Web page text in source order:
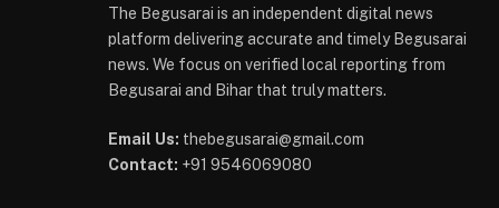
The Begusarai is an independent digital news
platform delivering accurate and timely Begusarai
news. We focus on verified local reporting from
Begusarai and Bihar that truly matters.
Email Us: thebegusarai@gmail.com
Contact: +91 9546069080